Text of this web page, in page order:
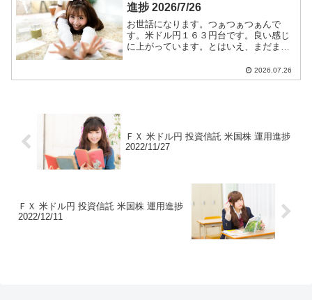
進捗 2026/7/26
お世話になります。つぁつぁつぁんで
す。米ドル円１６３円台です。良い感じ
に上がっています。とはいえ、まだまだ
す。米ドル円ショートエントリー手法と
今後のつぁつぁつぁん戦略は【米ドル
2026.07.26
ＦＸ 米ドル円 投資信託 米国株 運用進捗
2022/11/27
ＦＸ 米ドル円 投資信託 米国株 運用進捗
2022/12/11